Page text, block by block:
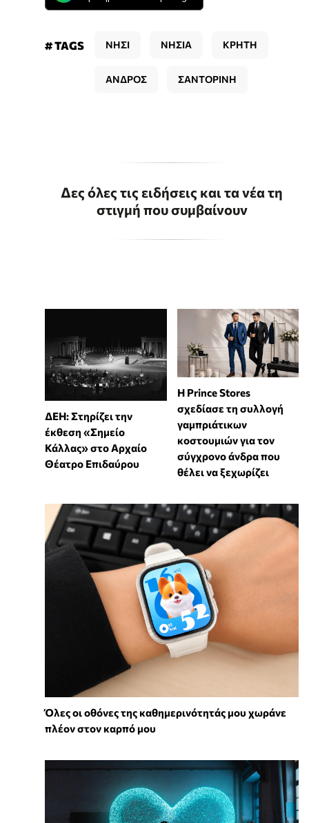
# TAGS ΝΗΣΙ ΝΗΣΙΑ ΚΡΗΤΗ
ΑΝΔΡΟΣ ΣΑΝΤΟΡΙΝΗ
Δες όλες τις ειδήσεις και τα νέα τη
στιγμή που συμβαίνουν
ΔΕΗ: Στηρίζει την
έκθεση «Σημείο
Κάλλας» στο Αρχαίο
Θέατρο Επιδαύρου
Η Prince Stores
σχεδίασε τη συλλογή
γαμπριάτικων
κοστουμιών για τον
σύγχρονο άνδρα που
θέλει να ξεχωρίζει
Όλες οι οθόνες της καθημερινότητάς μου χωράνε
πλέον στον καρπό μου